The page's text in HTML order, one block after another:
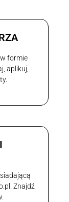
formie
aplikuj,
Znajdź